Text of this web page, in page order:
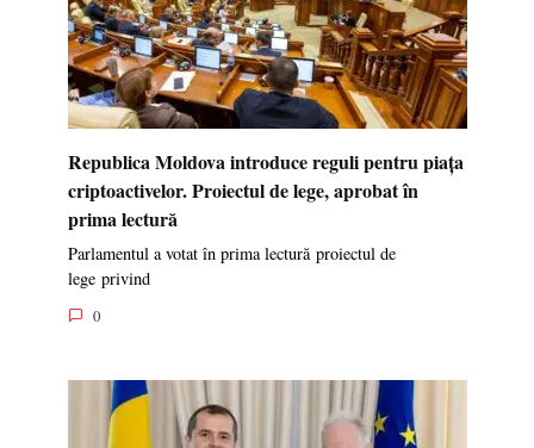
Republica Moldova introduce reguli pentru piața
criptoactivelor. Proiectul de lege, aprobat în
prima lectură
Parlamentul a votat în prima lectură proiectul de
lege privind
0